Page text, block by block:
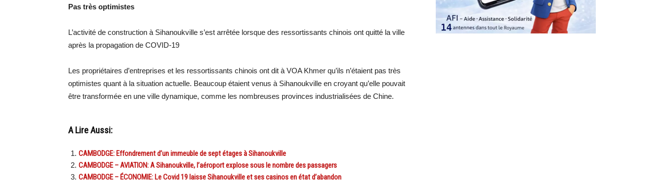
Pas très optimistes
L’activité de construction à Sihanoukville s’est arrêtée lorsque des ressortissants chinois ont quitté la ville
après la propagation de COVID-19
Les propriétaires d’entreprises et les ressortissants chinois ont dit à VOA Khmer qu’ils n’étaient pas très
optimistes quant à la situation actuelle. Beaucoup étaient venus à Sihanoukville en croyant qu’elle pouvait
être transformée en une ville dynamique, comme les nombreuses provinces industrialisées de Chine.
A Lire Aussi:
CAMBODGE: Effondrement d’un immeuble de sept étages à Sihanoukville
CAMBODGE – AVIATION: A Sihanoukville, l’aéroport explose sous le nombre des passagers
CAMBODGE – ÉCONOMIE: Le Covid 19 laisse Sihanoukville et ses casinos en état d’abandon